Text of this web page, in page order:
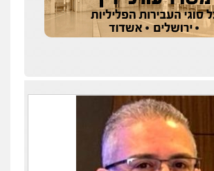
עו"ד אייל אוחיון
עורכי דין לענייני אסירים
וחקירות
0523602602